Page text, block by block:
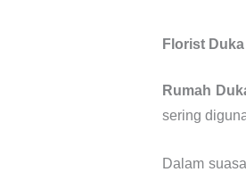
Florist
Rumah
sering
Dalam